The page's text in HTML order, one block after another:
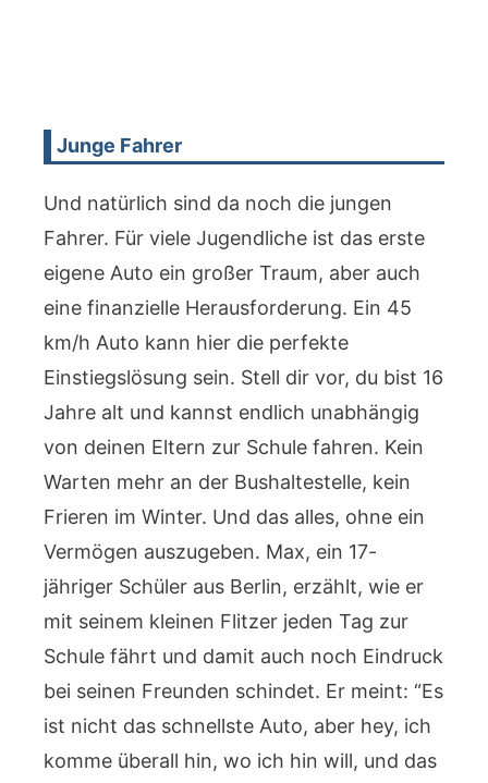
Junge Fahrer
Und natürlich sind da noch die jungen
Fahrer. Für viele Jugendliche ist das erste
eigene Auto ein großer Traum, aber auch
eine finanzielle Herausforderung. Ein 45
km/h Auto kann hier die perfekte
Einstiegslösung sein. Stell dir vor, du bist 16
Jahre alt und kannst endlich unabhängig
von deinen Eltern zur Schule fahren. Kein
Warten mehr an der Bushaltestelle, kein
Frieren im Winter. Und das alles, ohne ein
Vermögen auszugeben. Max, ein 17-
jähriger Schüler aus Berlin, erzählt, wie er
mit seinem kleinen Flitzer jeden Tag zur
Schule fährt und damit auch noch Eindruck
bei seinen Freunden schindet. Er meint: “Es
ist nicht das schnellste Auto, aber hey, ich
komme überall hin, wo ich hin will, und das